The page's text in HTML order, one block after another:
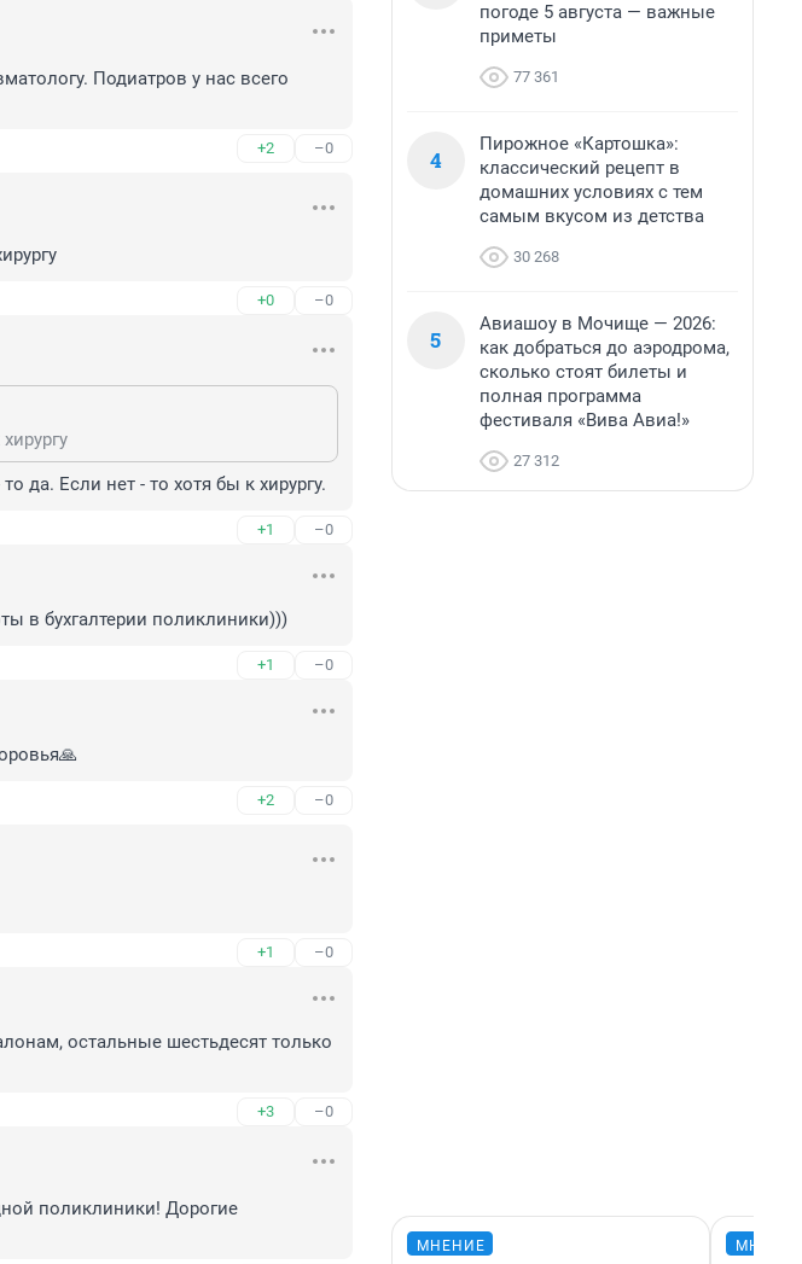
Подиатров у нас всего
+2 –0
+0 –0
да. Если нет - то хотя бы к хирургу.
+1 –0
в бухгалтерии поликлиники)))
+1 –0
+2 –0
+1 –0
остальные шестьдесят только
+3 –0
поликлиники! Дорогие
погоде 5 августа — важные
приметы
77 361
4
Пирожное «Картошка»:
классический рецепт в
домашних условиях с тем
самым вкусом из детства
30 268
5
Авиашоу в Мочище — 2026:
как добраться до аэродрома,
сколько стоят билеты и
полная программа
фестиваля «Вива Авиа!»
27 312
МНЕНИЕ